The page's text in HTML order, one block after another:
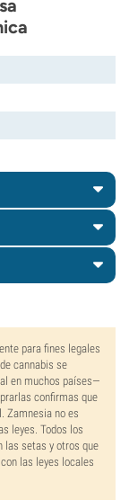
para fines legales
cannabis se
en muchos países—
confirmas que
Zamnesia no es
leyes. Todos los
las setas y otros que
las leyes locales